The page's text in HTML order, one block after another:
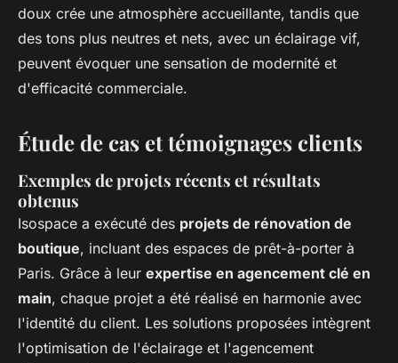
doux crée une atmosphère accueillante, tandis que
des tons plus neutres et nets, avec un éclairage vif,
peuvent évoquer une sensation de modernité et
d'efficacité commerciale.
Étude de cas et témoignages clients
Exemples de projets récents et résultats
obtenus
Isospace a exécuté des projets de rénovation de
boutique, incluant des espaces de prêt-à-porter à
Paris. Grâce à leur expertise en agencement clé en
main, chaque projet a été réalisé en harmonie avec
l'identité du client. Les solutions proposées intègrent
l'optimisation de l'éclairage et l'agencement